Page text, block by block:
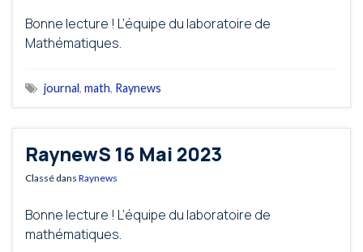
Bonne lecture ! L’équipe du laboratoire de
Mathématiques.
journal, math, Raynews
RaynewS 16 Mai 2023
Classé dans Raynews
Bonne lecture ! L’équipe du laboratoire de
mathématiques.